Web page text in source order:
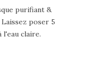
purifiant &
poser 5
l'eau claire.